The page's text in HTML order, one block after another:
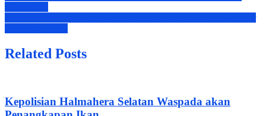
Related Posts
Kepolisian Halmahera Selatan Waspada akan